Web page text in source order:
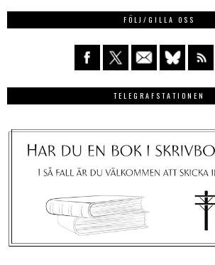
FÖLJ/GILLA OSS
TELEGRAFSTATIONEN